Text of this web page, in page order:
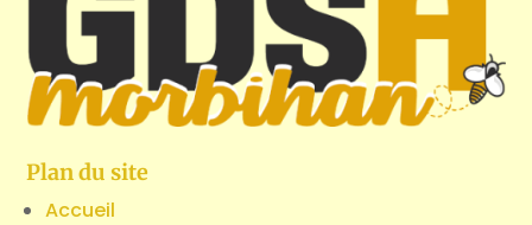
Plan du site
Accueil